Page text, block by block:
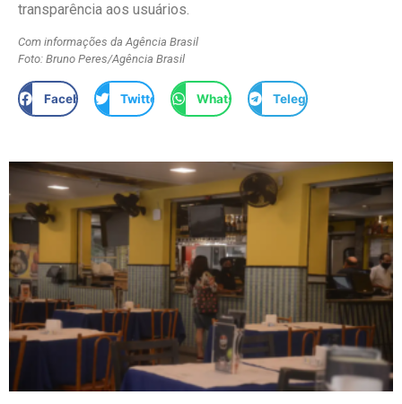
transparência aos usuários.
Com informações da Agência Brasil
Foto: Bruno Peres/Agência Brasil
Facebook Twitter WhatsApp Telegram